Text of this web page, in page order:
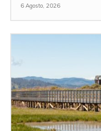
6 Agosto, 2026